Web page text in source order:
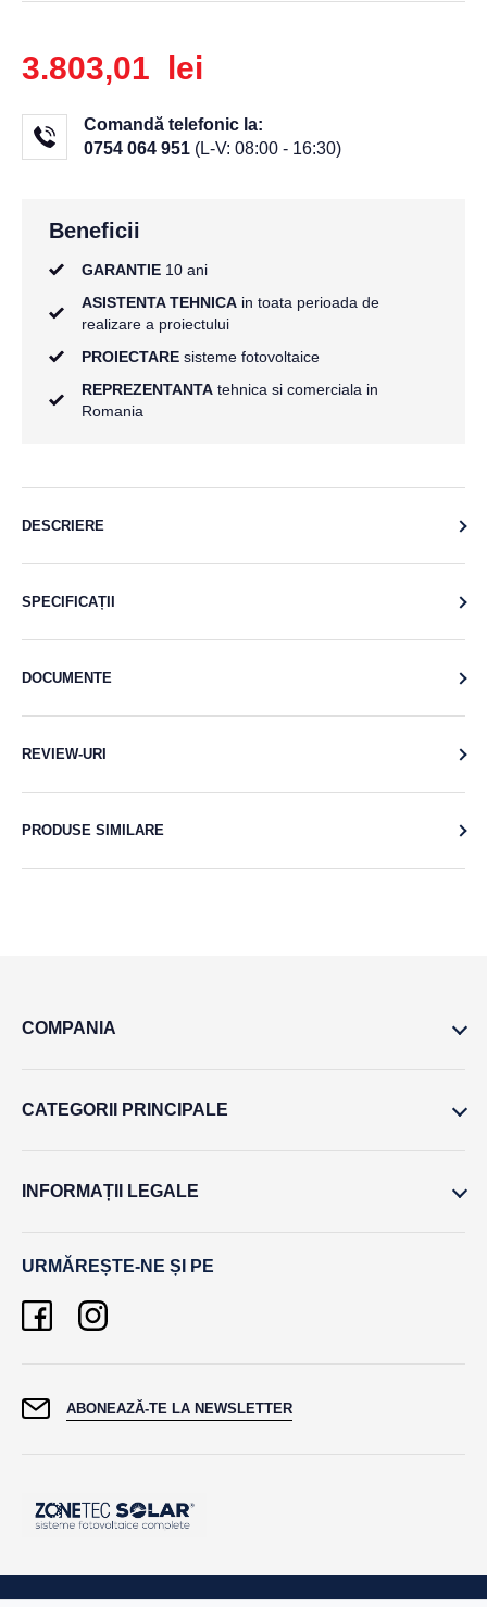
3.803,01 lei
Comandă telefonic la:
0754 064 951 (L-V: 08:00 - 16:30)
Beneficii
GARANTIE 10 ani
ASISTENTA TEHNICA in toata perioada de
realizare a proiectului
PROIECTARE sisteme fotovoltaice
REPREZENTANTA tehnica si comerciala in
Romania
DESCRIERE
SPECIFICAȚII
DOCUMENTE
REVIEW-URI
PRODUSE SIMILARE
COMPANIA
CATEGORII PRINCIPALE
INFORMAȚII LEGALE
URMĂREȘTE-NE ȘI PE
ABONEAZĂ-TE LA NEWSLETTER